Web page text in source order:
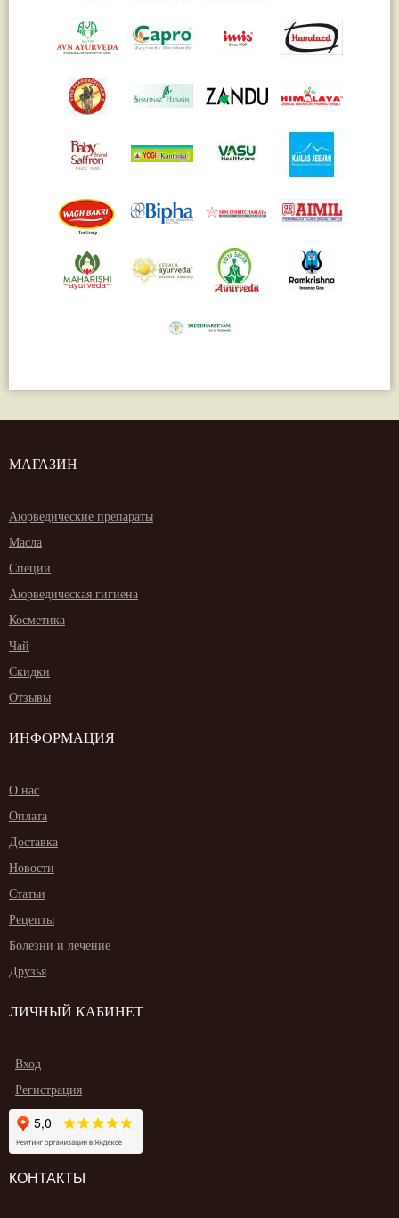
МАГАЗИН
Аюрведические препараты
Масла
Специи
Аюрведическая гигиена
Косметика
Чай
Скидки
Отзывы
ИНФОРМАЦИЯ
О нас
Оплата
Доставка
Новости
Статьи
Рецепты
Болезни и лечение
Друзья
ЛИЧНЫЙ КАБИНЕТ
Вход
Регистрация
КОНТАКТЫ